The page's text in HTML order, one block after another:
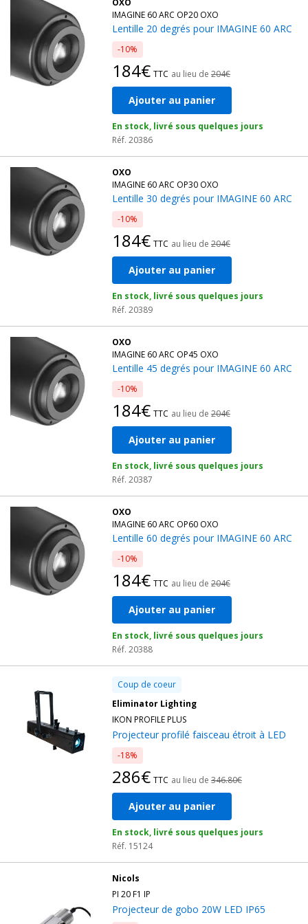
ou de décoration, vous pouvez non seulement améliorer la
visibilité de votre marquemais aussi créer des expériences
immersives pour votre public.
La clé est de choisir le bon équipement et de le personnaliser
pour qu'il reflète parfaitement l'essence de votre marque ou de
votre événement. Avec les bons outils et une stratégie créative,
peut devenir un élément central de votre
communication visuelle.
Demandez conseil à Levenly
IMAGINE 60 ARC OP20 OXO
Lentille 20 degrés pour IMAGINE 60 ARC
-10%
184€ TTC au lieu de 204€
Ajouter au panier
En stock, livré sous quelques jours
Réf. 20386
OXO
IMAGINE 60 ARC OP30 OXO
Lentille 30 degrés pour IMAGINE 60 ARC
-10%
184€ TTC au lieu de 204€
Ajouter au panier
En stock, livré sous quelques jours
Réf. 20389
OXO
IMAGINE 60 ARC OP45 OXO
Lentille 45 degrés pour IMAGINE 60 ARC
-10%
184€ TTC au lieu de 204€
Ajouter au panier
En stock, livré sous quelques jours
Réf. 20387
OXO
IMAGINE 60 ARC OP60 OXO
Lentille 60 degrés pour IMAGINE 60 ARC
-10%
184€ TTC au lieu de 204€
Ajouter au panier
En stock, livré sous quelques jours
Réf. 20388
Coup de coeur
Eliminator Lighting
IKON PROFILE PLUS
Projecteur profilé faisceau étroit à LED
-18%
286€ TTC au lieu de 346.80€
Ajouter au panier
En stock, livré sous quelques jours
Réf. 15124
Nicols
PI 20 F1 IP
Projecteur de gobo 20W LED IP65